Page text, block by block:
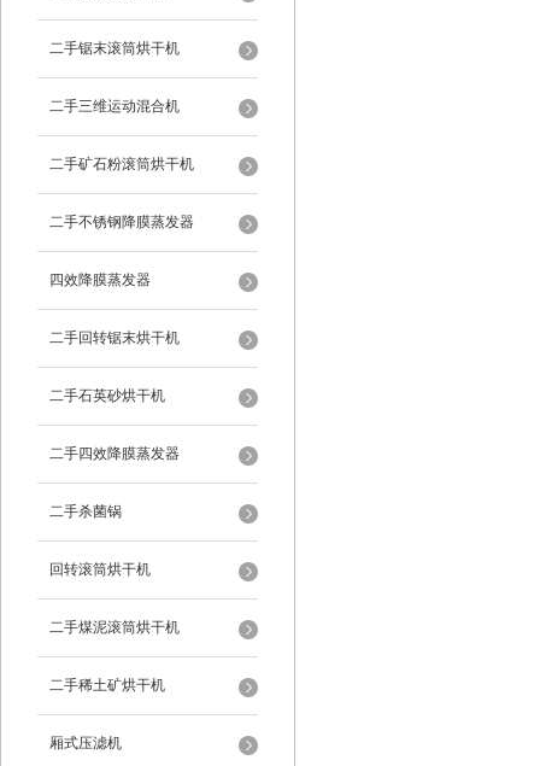
二手锯末滚筒烘干机
二手三维运动混合机
二手矿石粉滚筒烘干机
二手不锈钢降膜蒸发器
四效降膜蒸发器
二手回转锯末烘干机
二手石英砂烘干机
二手四效降膜蒸发器
二手杀菌锅
回转滚筒烘干机
二手煤泥滚筒烘干机
二手稀土矿烘干机
厢式压滤机